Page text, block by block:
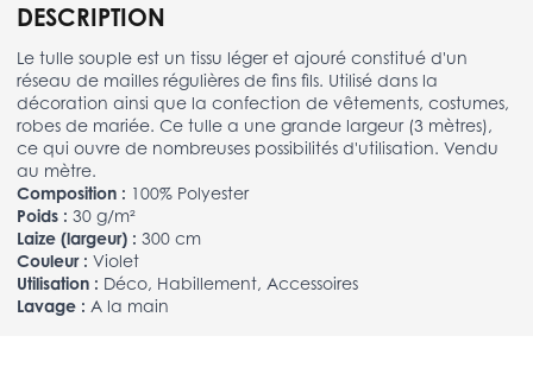
DESCRIPTION
Le tulle souple est un tissu léger et ajouré constitué d'un
réseau de mailles régulières de fins fils. Utilisé dans la
décoration ainsi que la confection de vêtements, costumes,
robes de mariée. Ce tulle a une grande largeur (3 mètres),
ce qui ouvre de nombreuses possibilités d'utilisation. Vendu
au mètre.
Composition : 100% Polyester
Poids : 30 g/m²
Laize (largeur) : 300 cm
Couleur : Violet
Utilisation : Déco, Habillement, Accessoires
Lavage : A la main